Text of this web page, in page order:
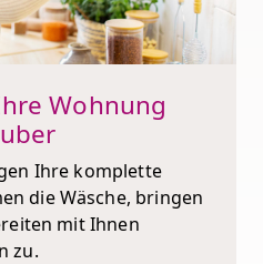
Wohnung
Ihre komplette
die Wäsche, bringen
mit Ihnen
zu.